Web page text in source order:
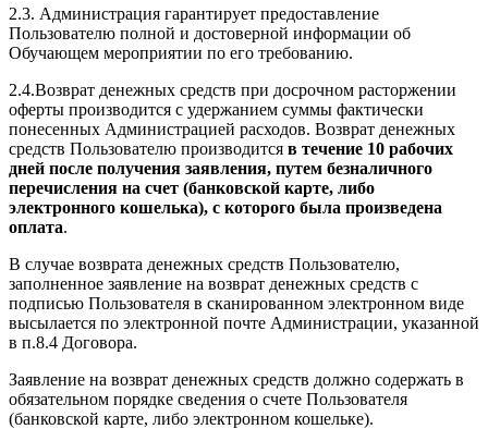
2.3. Администрация гарантирует предоставление
Пользователю полной и достоверной информации об
Обучающем мероприятии по его требованию.
2.4.Возврат денежных средств при досрочном расторжении
оферты производится с удержанием суммы фактически
понесенных Администрацией расходов. Возврат денежных
средств Пользователю производится в течение 10 рабочих
дней после получения заявления, путем безналичного
перечисления на счет (банковской карте, либо
электронного кошелька), с которого была произведена
оплата.
В случае возврата денежных средств Пользователю,
заполненное заявление на возврат денежных средств с
подписью Пользователя в сканированном электронном виде
высылается по электронной почте Администрации, указанной
в п.8.4 Договора.
Заявление на возврат денежных средств должно содержать в
обязательном порядке сведения о счете Пользователя
(банковской карте, либо электронном кошельке).